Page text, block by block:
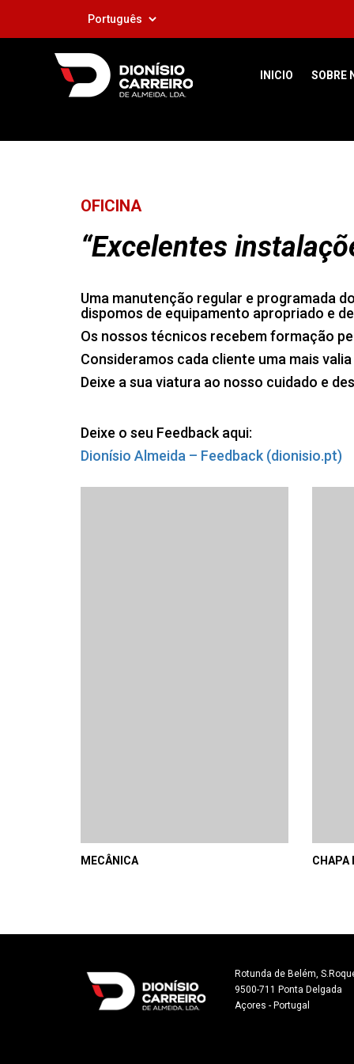
INICIO SOBRE
OFICINA
“Excelentes
Uma manutenção regular e programada
dispomos de equipamento apropriado e
Os nossos técnicos recebem formação
Consideramos cada cliente uma mais
Deixe a sua viatura ao nosso cuidado e
Deixe o seu Feedback aqui:
Dionísio Almeida – Feedback (dionisio.pt)
MECÂNICA CHAPA
Rotunda de Belém,
9500-711 Ponta Delgada
Açores - Portugal